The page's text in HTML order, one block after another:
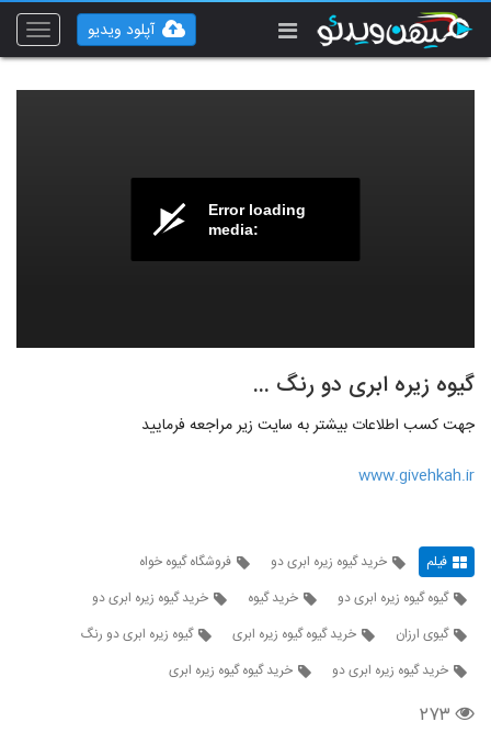
Toggle
آپلود ویدیو
Error loading
media:
گیوه زیره ابری دو رنگ ...
جهت کسب اطلاعات بیشتر به سایت زیر مراجعه فرمایید
www.givehkah.ir
فیلم خرید گیوه زیره ابری دو
فروشگاه گیوه خواه
گیوه گیوه زیره ابری دو
خرید گیوه
خرید گیوه زیره ابری دو
گیوی ارزان
خرید گیوه گیوه زیره ابری
گیوه زیره ابری دو رنگ
خرید گیوه زیره ابری دو
خرید گیوه گیوه زیره ابری
۲۷۳